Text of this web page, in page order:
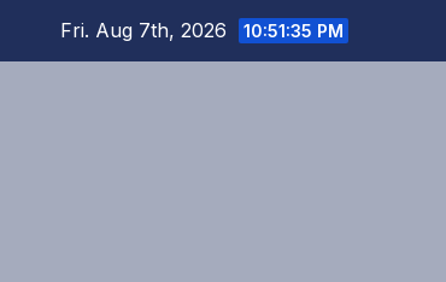
Fri. Aug 7th, 2026 10:51:36 PM